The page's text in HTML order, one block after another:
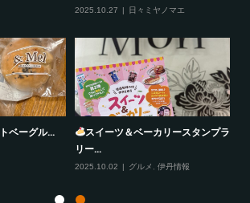
2025.10.27 日々ミヤノマエ
ベーグル...
スイーツ＆ベーカリースタンプラ
リー...
2025.10.02 グルメ 伊丹情報